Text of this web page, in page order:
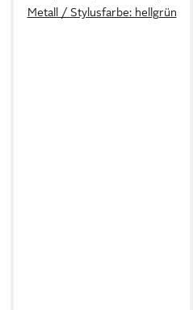
Metall / Stylusfarbe: hellgrün